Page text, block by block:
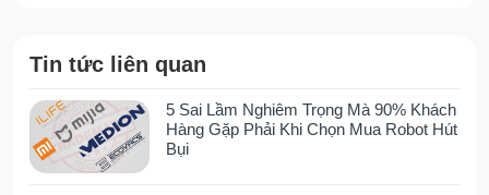
lên đến 7.200 nhịp/phút, giúp đánh bật bụi bẩn
nhẹ nhàng quét sạch bụi mịn và vụn rác trên
bề mặt sàn. Sự kết hợp này đảm bảo khả
năng làm sạch tối ưu, từ phòng khách trải
Tin tức liên quan
5 Sai Lầm Nghiêm Trọng Mà 90% Khách
Hàng Gặp Phải Khi Chọn Mua Robot Hút
Bụi